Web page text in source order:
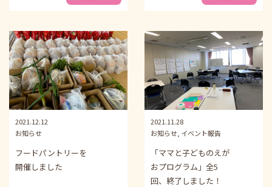
2021.12.12
お知らせ
フードパントリーを
開催しました
2021.11.28
お知らせ, イベント報告
「ママと子どものえが
おプログラム」全5
回、終了しました！